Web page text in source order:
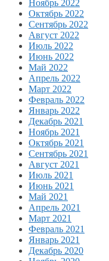
Ноябрь 2022
Октябрь 2022
Сентябрь 2022
Август 2022
Июль 2022
Июнь 2022
Май 2022
Апрель 2022
Март 2022
Февраль 2022
Январь 2022
Декабрь 2021
Ноябрь 2021
Октябрь 2021
Сентябрь 2021
Август 2021
Июль 2021
Июнь 2021
Май 2021
Апрель 2021
Март 2021
Февраль 2021
Январь 2021
Декабрь 2020